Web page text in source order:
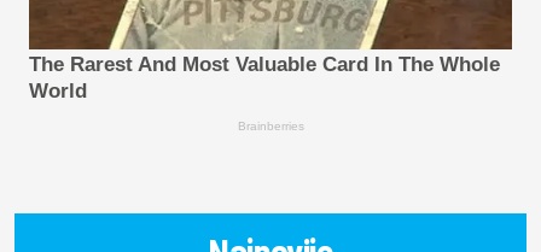
The Rarest And Most Valuable Card In The Whole
World
Brainberries